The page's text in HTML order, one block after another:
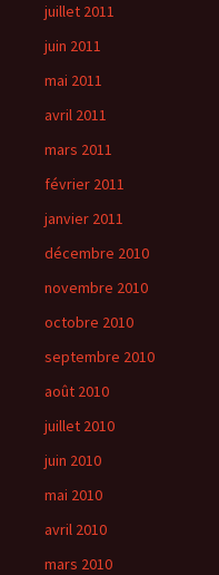
juillet 2011
juin 2011
mai 2011
avril 2011
mars 2011
février 2011
janvier 2011
décembre 2010
novembre 2010
octobre 2010
septembre 2010
août 2010
juillet 2010
juin 2010
mai 2010
avril 2010
mars 2010